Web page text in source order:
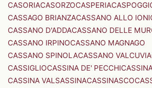
CASORIACASORZOCASPERIA
CASSAGO BRIANZACASSANO ALLO
CASSANO D'ADDACASSANO DELLE
CASSANO IRPINOCASSANO MAGNAGO
CASSANO SPINOLACASSANO VALCUVIA
CASSIGLIOCASSINA DE' PECCHI
CASSINA VALSASSINACASSINASCO